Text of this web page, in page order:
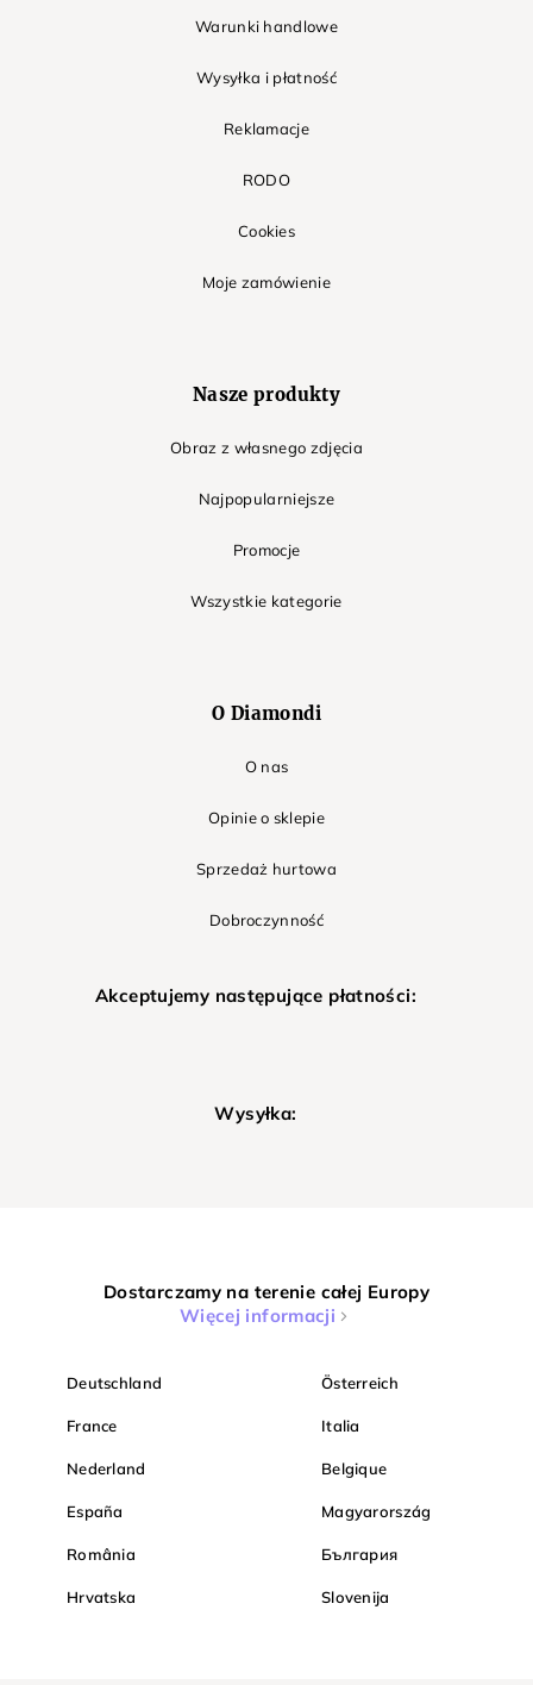
Warunki handlowe
Wysyłka i płatność
Reklamacje
RODO
Cookies
Moje zamówienie
Nasze produkty
Obraz z własnego zdjęcia
Najpopularniejsze
Promocje
Wszystkie kategorie
O Diamondi
O nas
Opinie o sklepie
Sprzedaż hurtowa
Dobroczynność
Akceptujemy następujące płatności:
Wysyłka:
Dostarczamy na terenie całej Europy
Więcej informacji
Deutschland Österreich
France Italia
Nederland Belgique
España Magyarország
România България
Hrvatska Slovenija